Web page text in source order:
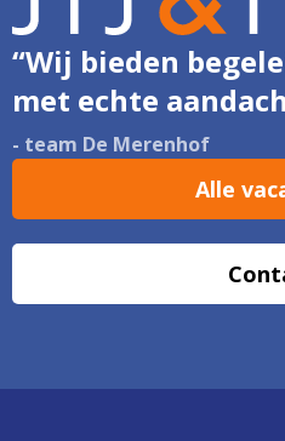
“Wij bieden
met echte
- team De Merenhof
Alle